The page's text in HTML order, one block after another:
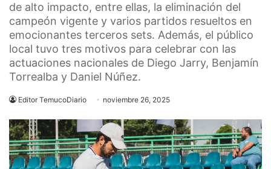
de alto impacto, entre ellas, la eliminación del
campeón vigente y varios partidos resueltos en
emocionantes terceros sets. Además, el público
local tuvo tres motivos para celebrar con las
actuaciones nacionales de Diego Jarry, Benjamín
Torrealba y Daniel Núñez.
Editor TemucoDiario noviembre 26, 2025